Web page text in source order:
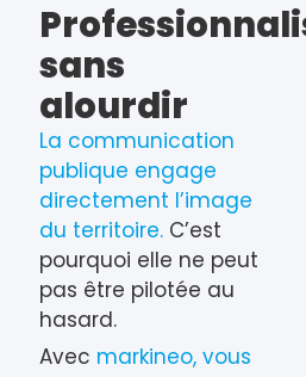
sans
alourdir
La communication
publique engage
directement l’image
du territoire. C’est
pourquoi elle ne peut
pas être pilotée au
hasard.
Avec markineo, vous